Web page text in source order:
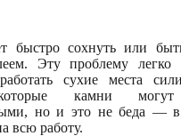
быстро сохнуть или
Эту проблему легко
сухие места
камни
но и это не беда — в
всю работу.